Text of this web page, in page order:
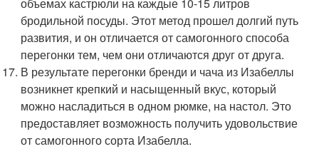
бродильной посуды. Этот метод прошел долгий путь
развития, и он отличается от самогонного способа
перегонки тем, чем они отличаются друг от друга.
В результате перегонки бренди и чача из Изабеллы
возникнет крепкий и насыщенный вкус, который
можно насладиться в одном рюмке, на настол. Это
предоставляет возможность получить удовольствие
от самогонного сорта Изабелла.